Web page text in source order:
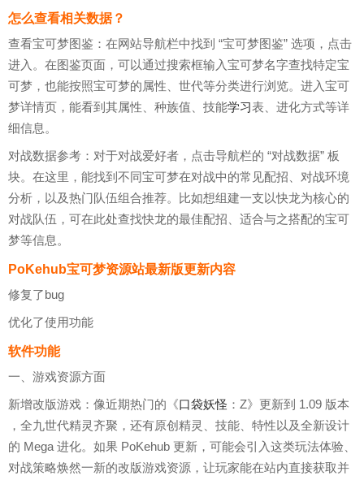
怎么查看相关数据？
查看宝可梦图鉴：在网站导航栏中找到 “宝可梦图鉴” 选项，点击
进入。在图鉴页面，可以通过搜索框输入宝可梦名字查找特定宝
可梦，也能按照宝可梦的属性、世代等分类进行浏览。进入宝可
梦详情页，能看到其属性、种族值、技能学习表、进化方式等详
细信息。
对战数据参考：对于对战爱好者，点击导航栏的 “对战数据” 板
块。在这里，能找到不同宝可梦在对战中的常见配招、对战环境
分析，以及热门队伍组合推荐。比如想组建一支以快龙为核心的
对战队伍，可在此处查找快龙的最佳配招、适合与之搭配的宝可
梦等信息。
PoKehub宝可梦资源站最新版更新内容
修复了bug
优化了使用功能
软件功能
一、游戏资源方面
新增改版游戏：像近期热门的《口袋妖怪 ：Z》更新到 1.09 版本
，全九世代精灵齐聚，还有原创精灵、技能、特性以及全新设计
的 Mega 进化。如果 PoKehub 更新，可能会引入这类玩法体验、
对战策略焕然一新的改版游戏资源，让玩家能在站内直接获取并